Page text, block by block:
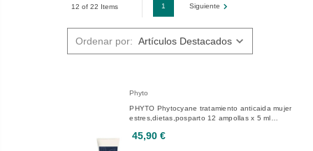
12 of 22 Items 1 Siguiente
Ordenar por:
Phyto
PHYTO Phytocyane tratamiento anticaida mujer
estres,dietas,posparto 12 ampollas x 5 ml
45,90 €